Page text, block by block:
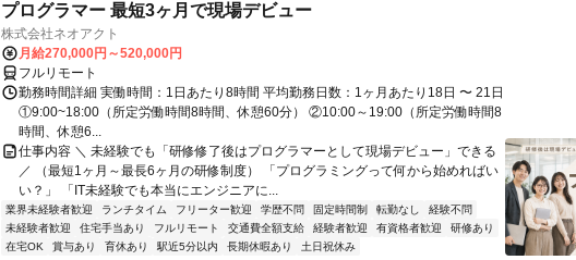
プログラマー 最短3ヶ月で現場デビュー
株式会社ネオアクト
月給270,000円～520,000円
フルリモート
勤務時間詳細 実働時間：1日あたり8時間 平均勤務日数：1ヶ月あたり18日 〜 21日
①9:00~18:00（所定労働時間8時間、休憩60分） ②10:00～19:00（所定労働時間8
時間、休憩6...
仕事内容 ＼ 未経験でも「研修修了後はプログラマーとして現場デビュー」できる
／ （最短1ヶ月～最長6ヶ月の研修制度） 「プログラミングって何から始めればい
い？」 「IT未経験でも本当にエンジニアに...
業界未経験者歓迎 ランチタイム フリーター歓迎 学歴不問 固定時間制 転勤なし
経験不問
未経験者歓迎
住宅手当あり フルリモート 交通費全額支給 経験者歓迎 有資格者歓迎
研修あり
在宅OK
賞与あり 育休あり 駅近5分以内 長期休暇あり 土日祝休み